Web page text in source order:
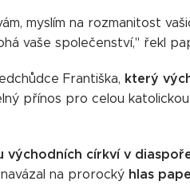
myslím na rozmanitost
vaše společenství," řekl
Františka, který
přínos pro celou
církví v
na prorocký hlas